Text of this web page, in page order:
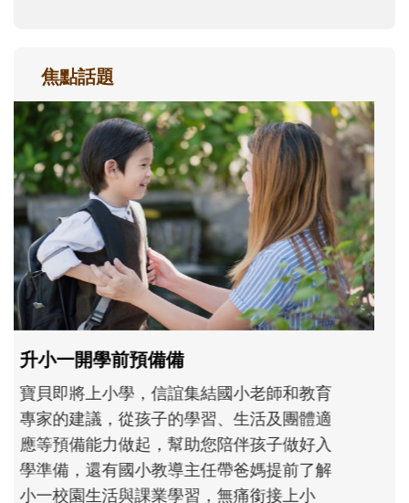
焦點話題
和孩子一起長大的那個男人│讀懂父親的
不同模樣
沒有人天生就擅長當爸爸！男人總是在一次
次「前所未有」的體驗中，跟著孩子一起長
大。從給予安全感的肢體遊戲，到獨立自
主、角色認同及解決問題的能力養成。爸爸